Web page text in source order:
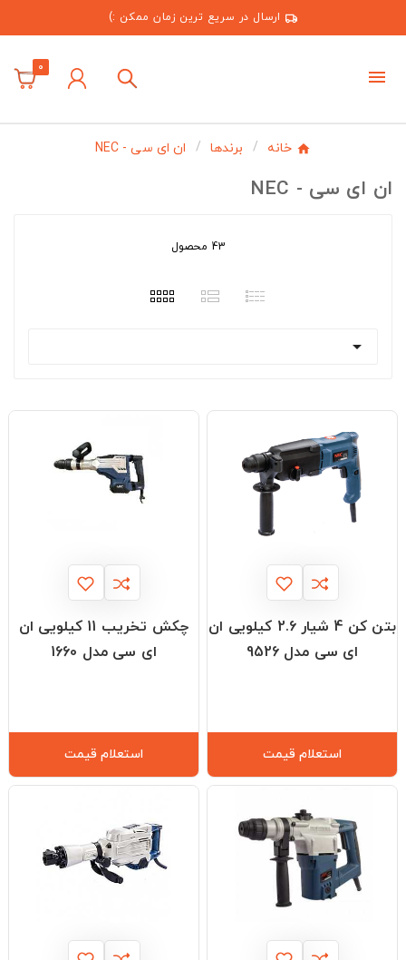
ارسال در سریع ترین زمان ممکن :)
0
خانه برندها ان ای سی - NEC
ان ای سی - NEC
43 محصول

بتن کن 4 شیار 2.6 کیلویی ان
ای سی مدل 9526
استعلام قیمت
چکش تخریب 11 کیلویی ان
ای سی مدل 1660
استعلام قیمت